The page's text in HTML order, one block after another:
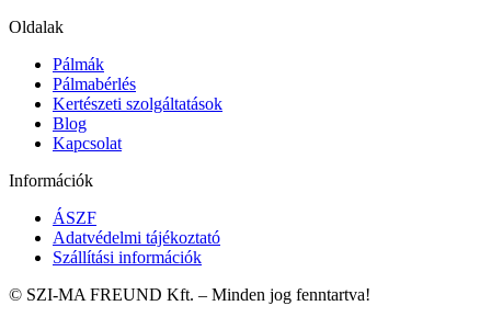
Oldalak
Pálmák
Pálmabérlés
Kertészeti szolgáltatások
Blog
Kapcsolat
Információk
ÁSZF
Adatvédelmi tájékoztató
Szállítási információk
© SZI-MA FREUND Kft. – Minden jog fenntartva!